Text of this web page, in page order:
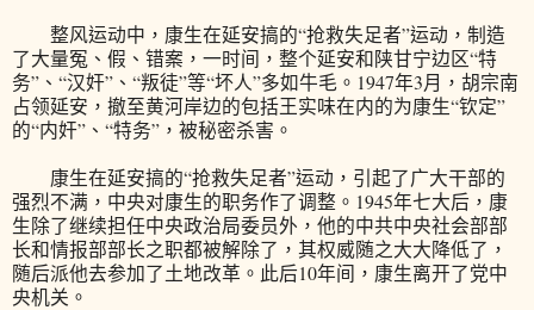
整风运动中，康生在延安搞的“抢救失足者”运动，制造
了大量冤、假、错案，一时间，整个延安和陕甘宁边区“特
务”、“汉奸”、“叛徒”等“坏人”多如牛毛。1947年3月，胡宗南
占领延安，撤至黄河岸边的包括王实味在内的为康生“钦定”
的“内奸”、“特务”，被秘密杀害。
康生在延安搞的“抢救失足者”运动，引起了广大干部的
强烈不满，中央对康生的职务作了调整。1945年七大后，康
生除了继续担任中央政治局委员外，他的中共中央社会部部
长和情报部部长之职都被解除了，其权威随之大大降低了，
随后派他去参加了土地改革。此后10年间，康生离开了党中
央机关。